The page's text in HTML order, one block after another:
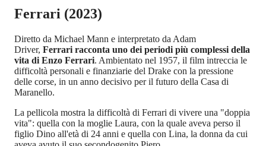
Ferrari (2023)
Diretto da Michael Mann e interpretato da Adam
Driver, Ferrari racconta uno dei periodi più complessi della
vita di Enzo Ferrari. Ambientato nel 1957, il film intreccia le
difficoltà personali e finanziarie del Drake con la pressione
delle corse, in un anno decisivo per il futuro della Casa di
Maranello.
La pellicola mostra la difficoltà di Ferrari di vivere una "doppia
vita": quella con la moglie Laura, con la quale aveva perso il
figlio Dino all'età di 24 anni e quella con Lina, la donna da cui